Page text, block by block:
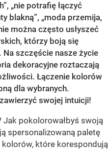
„nie potrafię łączyć
blakną”, „moda przemija,
można często usłyszeć
którzy boją się
szczęście nasze życie
dekoracyjne roztaczają
Łączenie kolorów
dla wybranych.
swojej intuicji!
pokolorowałbyś swoją
spersonalizowaną paletę
kolorów, które korespondują